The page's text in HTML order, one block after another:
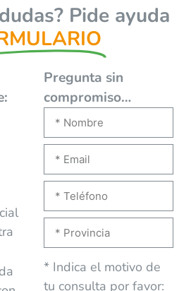
Pide ayuda
Pregunta sin
compromiso…
* Indica el motivo de
tu consulta por favor: